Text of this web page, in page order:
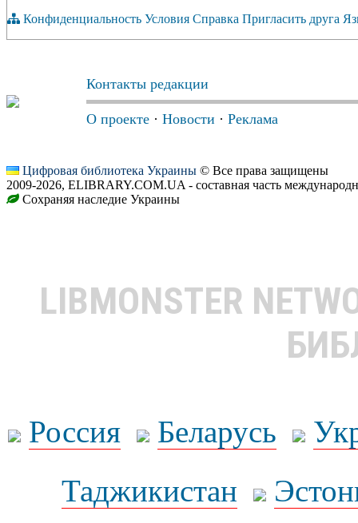
Конфиденциальность Условия Справка Пригласить друга
Контакты редакции
О проекте · Новости · Реклама
Цифровая библиотека Украины © Все права защищены
2009-2026, ELIBRARY.COM.UA - составная часть
Сохраняя наследие Украины
LIBMONSTER
Россия Беларусь
Таджикистан